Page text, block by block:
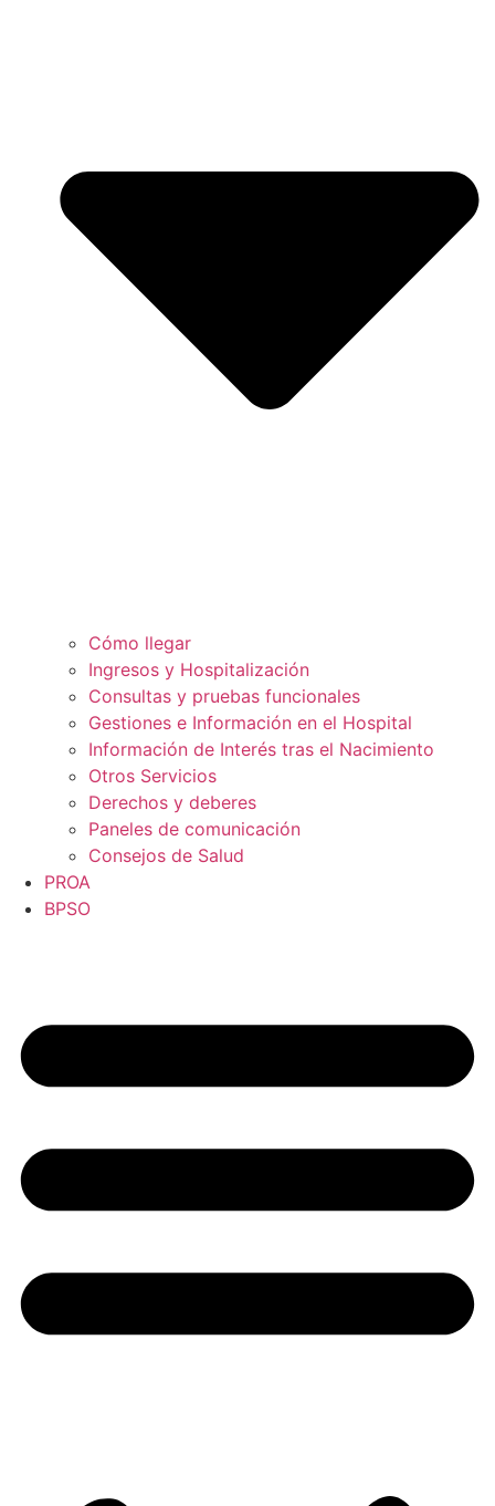
Cómo llegar
Ingresos y Hospitalización
Consultas y pruebas funcionales
Gestiones e Información en el Hospital
Información de Interés tras el Nacimiento
Otros Servicios
Derechos y deberes
Paneles de comunicación
Consejos de Salud
PROA
BPSO